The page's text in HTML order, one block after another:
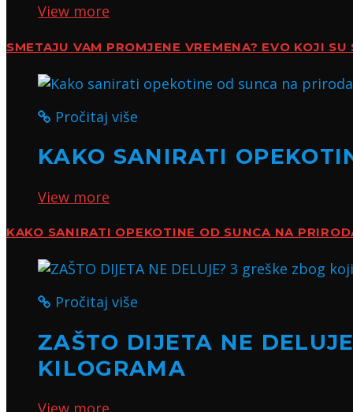
View more
SMETAJU VAM PROMJENE VREMENA? EVO KOJI
Pročitaj više
KAKO SANIRATI
View more
KAKO SANIRATI OPEKOTINE OD SUNCA NA
Pročitaj više
ZAŠTO DIJETA NE
KILOGRAMA